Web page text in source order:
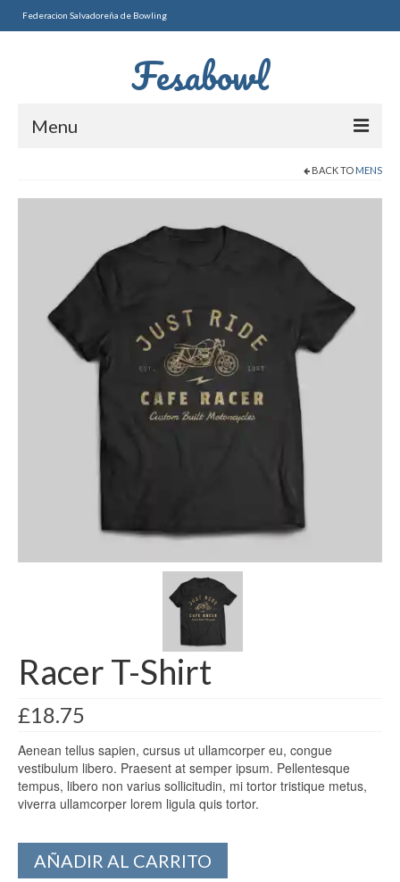
Federacion Salvadoreña de Bowling
Fesabowl
Menu
SELECTIVO 2DA FUERZA
PAREJAS 2026
2DO SELECTIVO MAYOR
MASCULINO
FEMENINO
Baker 2026
SELECTIVO 2DA Y SENIOR
SENIOR
ABIERTO CON HANDICAP 2026
SELECTIVO MAYOR 2026
MASCULINO
FEMENINO
CAMPEONATO NACIONAL 2025
ROUND ROBIN
RR SENIOR
BACK TO MENS
Racer T-Shirt
£18.75
Aenean tellus sapien, cursus ut ullamcorper eu, congue
vestibulum libero. Praesent at semper ipsum. Pellentesque
tempus, libero non varius sollicitudin, mi tortor tristique metus,
viverra ullamcorper lorem ligula quis tortor.
AÑADIR AL CARRITO